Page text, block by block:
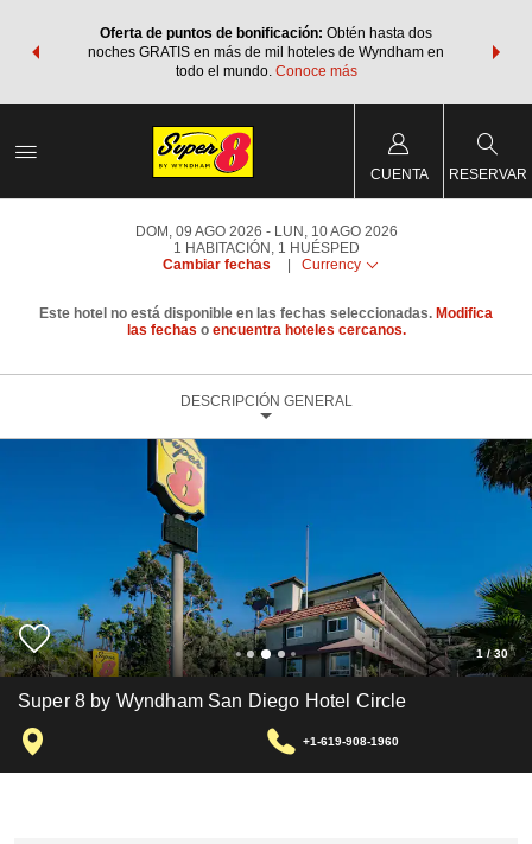
Oferta de puntos de bonificación:Obtén hasta dos
noches GRATIS en más de mil hoteles de Wyndham en
todo el mundo. Conoce más
de viaje
CUENTA RESERVAR
DOM, 09 AGO 2026
LUN, 10 AGO 2026
1 HABITACIÓN , 1 HUÉSPED
Cambiar fechas
Currency
Este hotel no está disponible en las fechas seleccionadas. Modifica
las fechas o encuentra hoteles cercanos.
DESCRIPCIÓN GENERAL
1/30
Super 8 by Wyndham San Diego Hotel Circle
+1-619-908-1960